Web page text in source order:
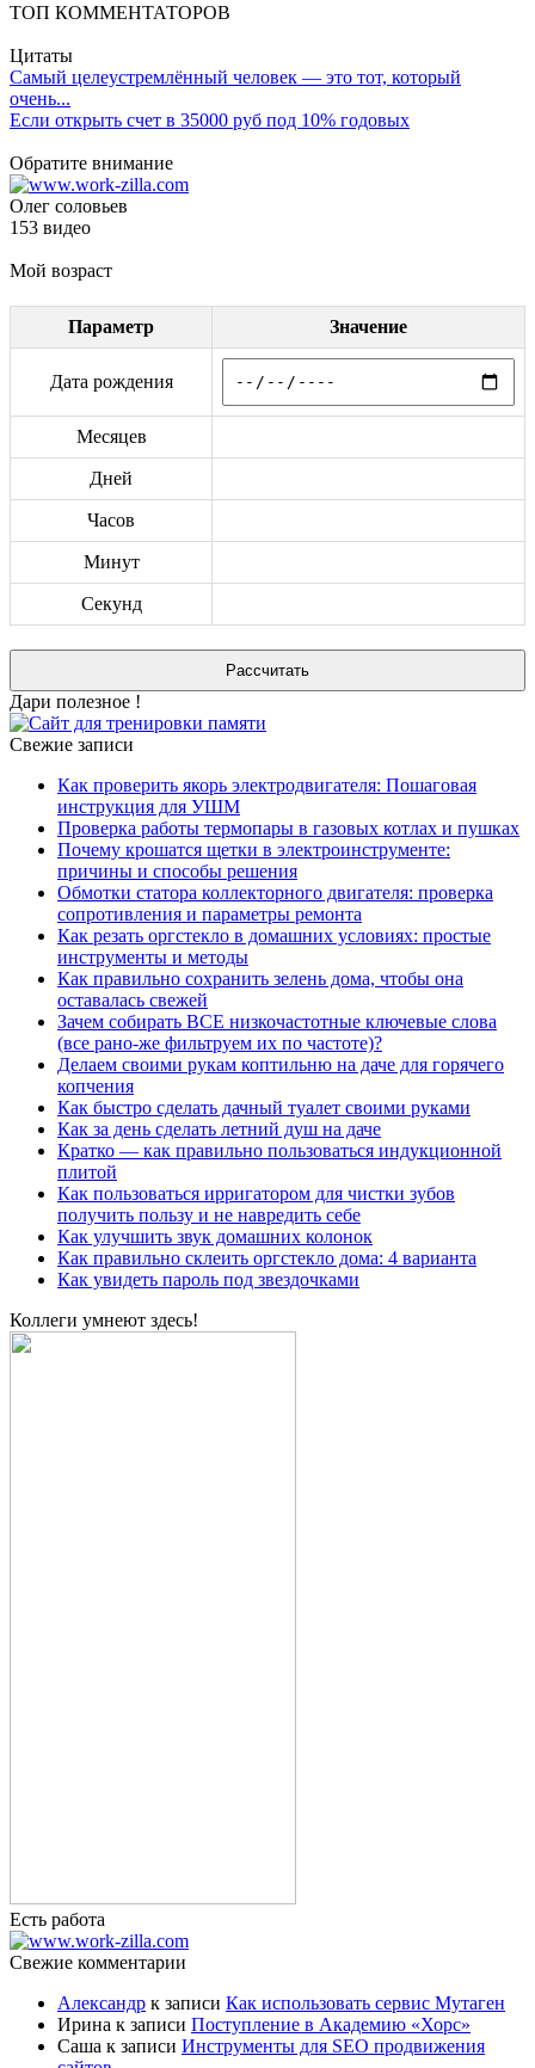
ТОП КОММЕНТАТОРОВ
Цитаты
Самый целеустремлённый человек — это тот, который
очень...
Если открыть счет в 35000 руб под 10% годовых
Обратите внимание
Олег соловьев
153 видео
Мой возраст
Параметр Значение
Дата рождения
Месяцев
Дней
Часов
Минут
Секунд
Дари полезное !
Свежие записи
Как проверить якорь электродвигателя: Пошаговая
инструкция для УШМ
Проверка работы термопары в газовых котлах и пушках
Почему крошатся щетки в электроинструменте:
причины и способы решения
Обмотки статора коллекторного двигателя: проверка
сопротивления и параметры ремонта
Как резать оргстекло в домашних условиях: простые
инструменты и методы
Как правильно сохранить зелень дома, чтобы она
оставалась свежей
Зачем собирать ВСЕ низкочастотные ключевые слова
(все рано-же фильтруем их по частоте)?
Делаем своими рукам коптильню на даче для горячего
копчения
Как быстро сделать дачный туалет своими руками
Как за день сделать летний душ на даче
Кратко — как правильно пользоваться индукционной
плитой
Как пользоваться ирригатором для чистки зубов
получить пользу и не навредить себе
Как улучшить звук домашних колонок
Как правильно склеить оргстекло дома: 4 варианта
Как увидеть пароль под звездочками
Коллеги умнеют здесь!
Есть работа
Свежие комментарии
Александр к записи Как использовать сервис Мутаген
Ирина к записи Поступление в Академию «Хорс»
Саша к записи Инструменты для SEO продвижения